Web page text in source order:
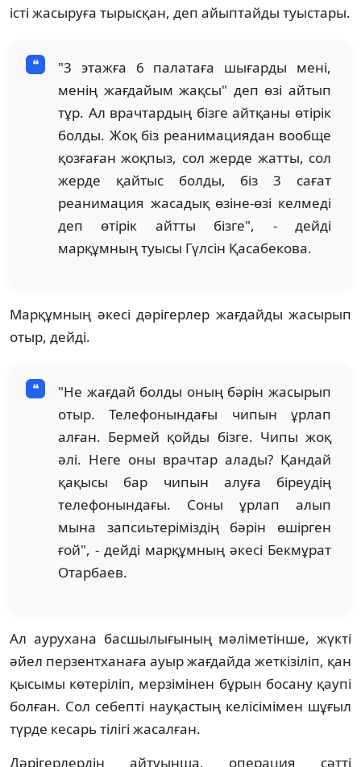
істі жасыруға тырысқан, деп айыптайды туыстары.
"3 этажға 6 палатаға шығарды мені,
менің жағдайым жақсы" деп өзі айтып
тұр. Ал врачтардың бізге айтқаны өтірік
болды. Жоқ біз реанимациядан вообще
қозғаған жоқпыз, сол жерде жатты, сол
жерде қайтыс болды, біз 3 сағат
реанимация жасадық өзіне-өзі келмеді
деп өтірік айтты бізге", - дейді
марқұмның туысы Гүлсін Қасабекова.
Марқұмның әкесі дәрігерлер жағдайды жасырып
отыр, дейді.
"Не жағдай болды оның бәрін жасырып
отыр. Телефонындағы чипын ұрлап
алған. Бермей қойды бізге. Чипы жоқ
әлі. Неге оны врачтар алады? Қандай
қақысы бар чипын алуға біреудің
телефонындағы. Соны ұрлап алып
мына запсиьтеріміздің бәрін өшірген
ғой", - дейді марқұмның әкесі Бекмұрат
Отарбаев.
Ал аурухана басшылығының мәліметінше, жүкті
әйел перзентханаға ауыр жағдайда жеткізіліп, қан
қысымы көтеріліп, мерзімінен бұрын босану қаупі
болған. Сол себепті науқастың келісімімен шұғыл
түрде кесарь тілігі жасалған.
Дәрігерлердің айтуынша, операция сәтті